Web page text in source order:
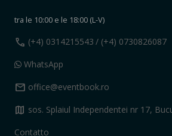
tra le 10:00 e le 18:00 (L-V)
call (+4) 0314215543 / (+4) 0730826087
WhatsApp
mail office@eventbook.ro
map sos. Splaiul Independentei nr 17,
Contatto